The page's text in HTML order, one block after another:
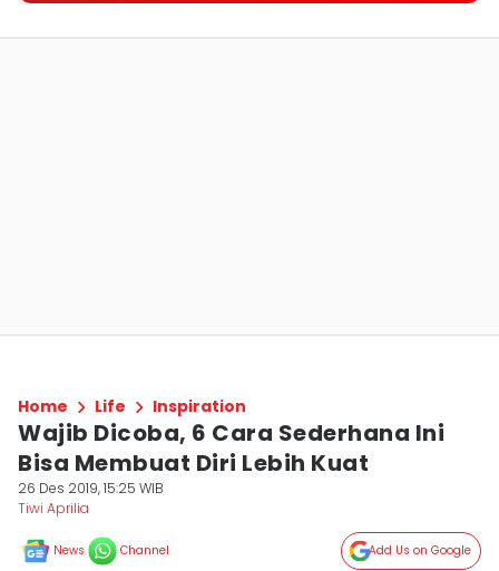
Home Life Inspiration
Wajib Dicoba, 6 Cara Sederhana Ini
Bisa Membuat Diri Lebih Kuat
26 Des 2019, 15:25 WIB
Tiwi Aprilia
News Channel Add Us on Google